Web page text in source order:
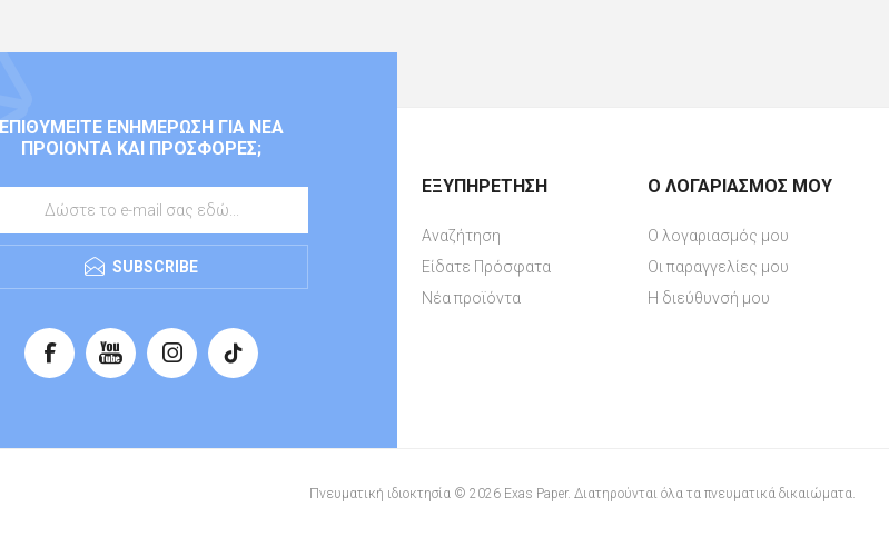
ΕΠΙΘΥΜΕΊΤΕ ΕΝΗΜΈΡΩΣΗ ΓΙΑ ΝΈΑ
ΠΡΟΙΌΝΤΑ ΚΑΙ ΠΡΟΣΦΟΡΈΣ;
SUBSCRIBE
ΕΞΥΠΗΡΈΤΗΣΗ
Αναζήτηση
Είδατε Πρόσφατα
Νέα προϊόντα
Ο ΛΟΓΑΡΙΑΣΜΌΣ ΜΟΥ
Ο λογαριασμός μου
Οι παραγγελίες μου
Η διεύθυνσή μου
Πνευματική ιδιοκτησία © 2026 Exas Paper. Διατηρούνται όλα τα πνευματικά δικαιώματα.